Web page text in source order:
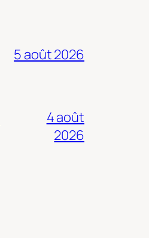
5 août 2026
4 août
2026